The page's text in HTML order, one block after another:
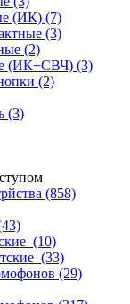
(ИК) (7)
(3)
(2)
(ИК+СВЧ) (3)
(2)
(3)
(858)
(10)
(33)
(29)